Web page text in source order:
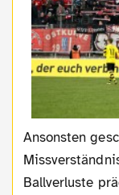
Ansonsten geschah nahezu nichts.
Ballverluste